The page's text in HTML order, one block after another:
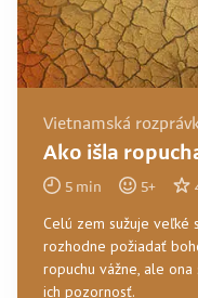
Vietnamská
Ako išla
5 min 5+
Celú zem sužuje veľké
rozhodne požiadať
ropuchu vážne, ale
ich pozornosť.